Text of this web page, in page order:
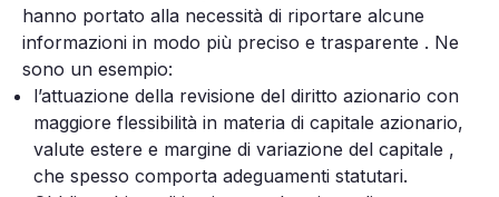
hanno portato alla necessità di riportare alcune
informazioni in modo più preciso e trasparente . Ne
sono un esempio:
l’attuazione della revisione del diritto azionario con
maggiore flessibilità in materia di capitale azionario,
valute estere e margine di variazione del capitale ,
che spesso comporta adeguamenti statutari.